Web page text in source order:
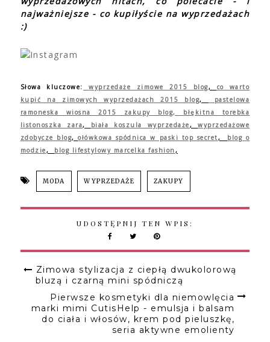
najważniejsze - co kupiłyście na wyprzedażach
:)
Słowa kluczowe: wyprzedaże zimowe 2015 blog, co warto
kupić na zimowych wyprzedażach 2015 blog,
pastelowa
ramoneska wiosna 2015 zakupy blog,
błękitna torebka
listonoszka zara, biała koszula wyprzedaże,wyprzedażowe
zdobycze blog,ołówkowa spódnica w paski top secret, blog o
modzie, blog lifestylowy marcelka fashion,
MODA WYPRZEDAŻE ZAKUPY
UDOSTĘPNIJ TEN WPIS:
Zimowa stylizacja z ciepłą dwukolorową
bluzą i czarną mini spódniczą
Pierwsze kosmetyki dla niemowlęcia
marki mimi CutisHelp - emulsja i balsam
do ciała i włosów, krem pod pieluszkę,
seria aktywne emolienty